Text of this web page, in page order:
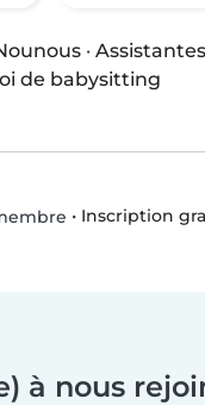
·
de babysitting
• Inscription
à nous